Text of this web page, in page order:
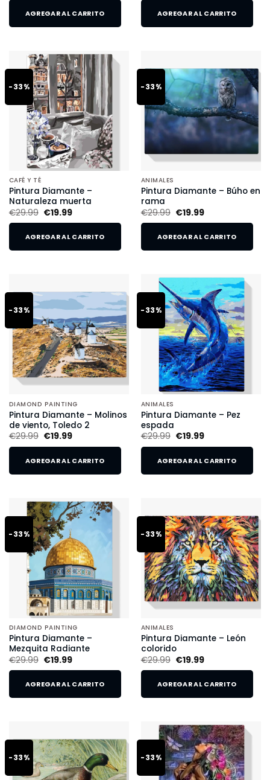
AGREGAR AL CARRITO AGREGAR AL CARRITO
-33%
CAFÉ Y TÉ
Pintura Diamante –
Naturaleza muerta
€29.99 €19.99
AGREGAR AL CARRITO
-33%
ANIMALES
Pintura Diamante – Búho en
rama
€29.99 €19.99
AGREGAR AL CARRITO
-33%
DIAMOND PAINTING
Pintura Diamante – Molinos
de viento, Toledo 2
€29.99 €19.99
AGREGAR AL CARRITO
-33%
ANIMALES
Pintura Diamante – Pez
espada
€29.99 €19.99
AGREGAR AL CARRITO
-33%
DIAMOND PAINTING
Pintura Diamante –
Mezquita Radiante
€29.99 €19.99
AGREGAR AL CARRITO
-33%
ANIMALES
Pintura Diamante – León
colorido
€29.99 €19.99
AGREGAR AL CARRITO
-33% -33%